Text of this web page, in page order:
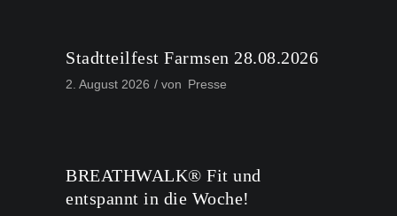
Stadtteilfest Farmsen 28.08.2026
2. August 2026 von Presse
BREATHWALK® Fit und
entspannt in die Woche!